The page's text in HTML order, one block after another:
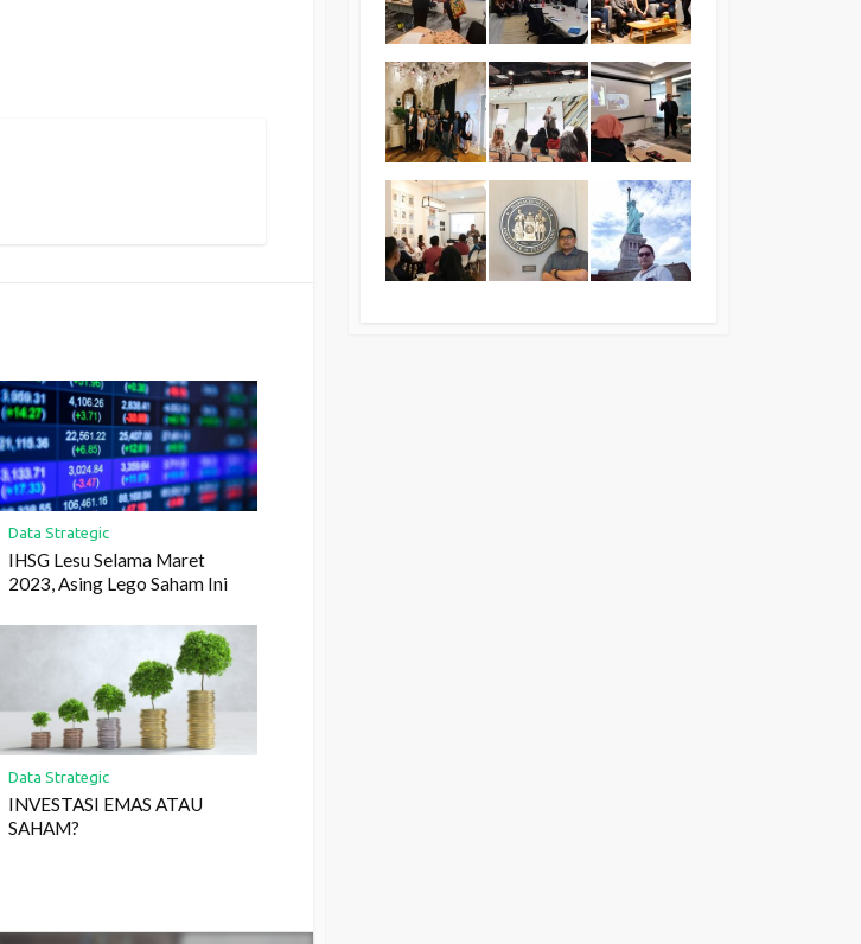
Data Strategic
IHSG Lesu Selama Maret
2023, Asing Lego Saham Ini
Data Strategic
INVESTASI EMAS ATAU
SAHAM?